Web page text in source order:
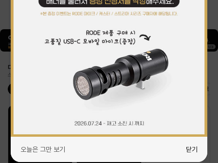
1 / 3
다양한 용도별 마이크
스튜디오급 음질을 위한 필수템
다이나믹 마이크 USB 마이크 무선 마이크 비디오 마이크
오늘은 그만 보기 닫기